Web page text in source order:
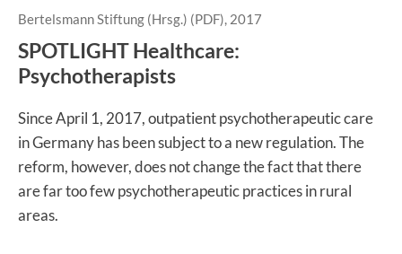
Bertelsmann Stiftung (Hrsg.) (PDF), 2017
SPOTLIGHT Healthcare:
Psychotherapists
Since April 1, 2017, outpatient psychotherapeutic care
in Germany has been subject to a new regulation. The
reform, however, does not change the fact that there
are far too few psychotherapeutic practices in rural
areas.